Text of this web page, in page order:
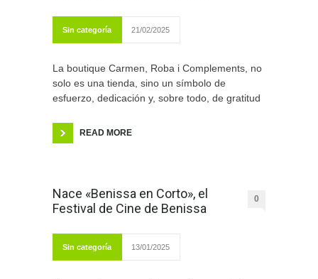
Sin categoría 21/02/2025
La boutique Carmen, Roba i Complements, no
solo es una tienda, sino un símbolo de
esfuerzo, dedicación y, sobre todo, de gratitud
READ MORE
Nace «Benissa en Corto», el
Festival de Cine de Benissa
0
Sin categoría 13/01/2025